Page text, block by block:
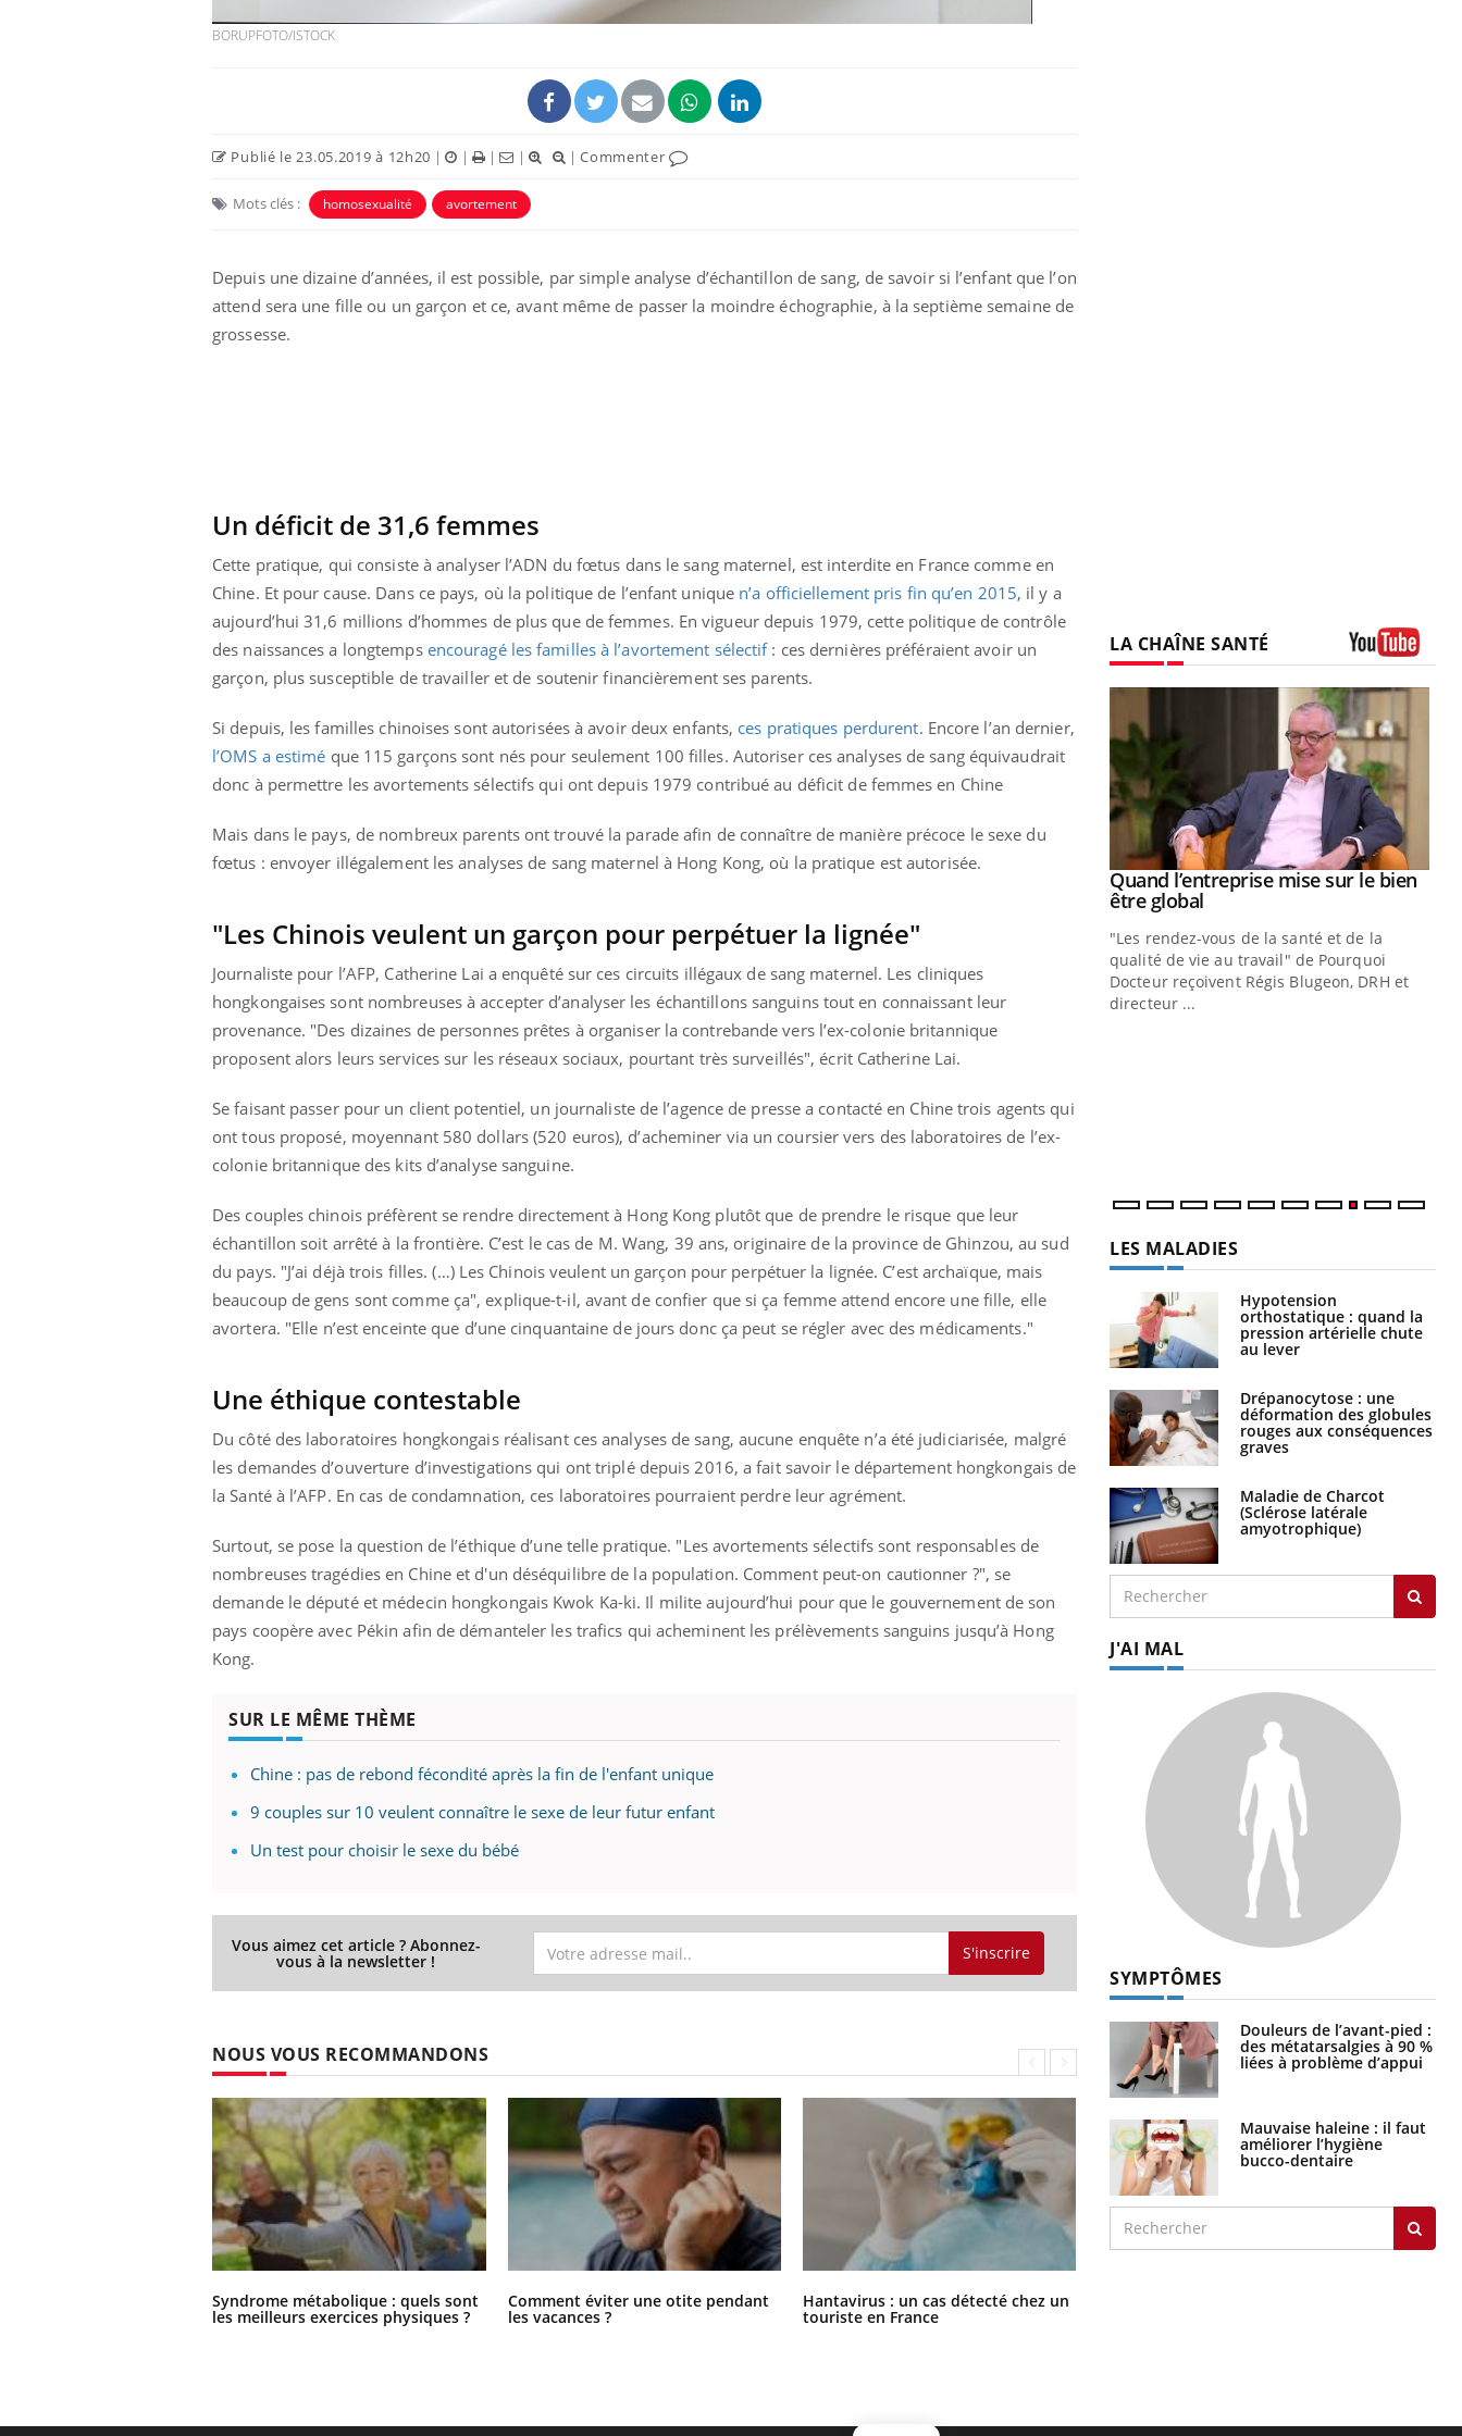
BORUPFOTO/ISTOCK
Publié le 23.05.2019 à 12h20 | | | | |Commenter
Mots clés : homosexualité avortement
Depuis une dizaine d’années, il est possible, par simple analyse d’échantillon de sang, de savoir si l’enfant que l’on
attend sera une fille ou un garçon et ce, avant même de passer la moindre échographie, à la septième semaine de
grossesse.
Un déficit de 31,6 femmes
Cette pratique, qui consiste à analyser l’ADN du fœtus dans le sang maternel, est interdite en France comme en
Chine. Et pour cause. Dans ce pays, où la politique de l’enfant unique n’a officiellement pris fin qu’en 2015, il y a
aujourd’hui 31,6 millions d’hommes de plus que de femmes. En vigueur depuis 1979, cette politique de contrôle
des naissances a longtemps encouragé les familles à l’avortement sélectif: ces dernières préféraient avoir un
garçon, plus susceptible de travailler et de soutenir financièrement ses parents.
Si depuis, les familles chinoises sont autorisées à avoir deux enfants, ces pratiques perdurent. Encore l’an dernier,
l’OMS a estimé que 115 garçons sont nés pour seulement 100 filles. Autoriser ces analyses de sang équivaudrait
donc à permettre les avortements sélectifs qui ont depuis 1979 contribué au déficit de femmes en Chine
Mais dans le pays, de nombreux parents ont trouvé la parade afin de connaître de manière précoce le sexe du
fœtus : envoyer illégalement les analyses de sang maternel à Hong Kong, où la pratique est autorisée.
"Les Chinois veulent un garçon pour perpétuer la lignée"
Journaliste pour l’AFP, Catherine Lai a enquêté sur ces circuits illégaux de sang maternel. Les cliniques
hongkongaises sont nombreuses à accepter d’analyser les échantillons sanguins tout en connaissant leur
provenance. "Des dizaines de personnes prêtes à organiser la contrebande vers l’ex-colonie britannique
proposent alors leurs services sur les réseaux sociaux, pourtant très surveillés", écrit Catherine Lai.
Se faisant passer pour un client potentiel, un journaliste de l’agence de presse a contacté en Chine trois agents qui
ont tous proposé, moyennant 580 dollars (520 euros), d’acheminer via un coursier vers des laboratoires de l’ex-
colonie britannique des kits d’analyse sanguine.
Des couples chinois préfèrent se rendre directement à Hong Kong plutôt que de prendre le risque que leur
échantillon soit arrêté à la frontière. C’est le cas de M. Wang, 39 ans, originaire de la province de Ghinzou, au sud
du pays. "J’ai déjà trois filles. (…) Les Chinois veulent un garçon pour perpétuer la lignée. C’est archaïque, mais
beaucoup de gens sont comme ça", explique-t-il, avant de confier que si ça femme attend encore une fille, elle
avortera. "Elle n’est enceinte que d’une cinquantaine de jours donc ça peut se régler avec des médicaments."
Une éthique contestable
Du côté des laboratoires hongkongais réalisant ces analyses de sang, aucune enquête n’a été judiciarisée, malgré
les demandes d’ouverture d’investigations qui ont triplé depuis 2016, a fait savoir le département hongkongais de
la Santé à l’AFP. En cas de condamnation, ces laboratoires pourraient perdre leur agrément.
Surtout, se pose la question de l’éthique d’une telle pratique. "Les avortements sélectifs sont responsables de
nombreuses tragédies en Chine et d'un déséquilibre de la population. Comment peut-on cautionner ?", se
demande le député et médecin hongkongais Kwok Ka-ki. Il milite aujourd’hui pour que le gouvernement de son
pays coopère avec Pékin afin de démanteler les trafics qui acheminent les prélèvements sanguins jusqu’à Hong
Kong.
SUR LE MÊME THÈME
Chine : pas de rebond fécondité après la fin de l'enfant unique
9 couples sur 10 veulent connaître le sexe de leur futur enfant
Un test pour choisir le sexe du bébé
Vous aimez cet article ? Abonnez-
vous à la newsletter ! S'inscrire
NOUS VOUS RECOMMANDONS
Syndrome métabolique : quels sont
les meilleurs exercices physiques ?
Comment éviter une otite pendant
les vacances ?
Hantavirus : un cas détecté chez un
touriste en France
LA CHAÎNE SANTÉ
Diabète & Ramadan 2026 Youtube
nombreuses personnes atteintes de
défis, mais ...
Youtube
Un « jumeau numérique » pour
préventive
mutualiste innove en matière de bilan de
santé : l'utilisation d'un « jumeau
numérique » permet ...
Youtube
COUP DE FOOD sur le diabète Youtube
nouveau rendez-vous culinaire qui
épisode, une ...
Youtube
Quand l’entreprise mise sur le bien
être globalYoutube
"Les rendez-vous de la santé et de la
qualité de vie au travail" de Pourquoi
Docteur reçoivent Régis Blugeon, DRH et
directeur ...
LES MALADIES
Hypotension
orthostatique : quand la
pression artérielle chute
au lever
Drépanocytose : une
déformation des globules
rouges aux conséquences
graves
Maladie de Charcot
(Sclérose latérale
amyotrophique)
J'AI MAL
SYMPTÔMES
Douleurs de l’avant-pied :
des métatarsalgies à 90 %
liées à problème d’appui
Mauvaise haleine : il faut
améliorer l’hygiène
bucco-dentaire